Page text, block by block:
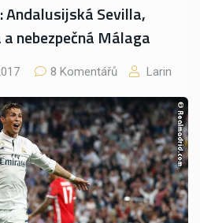
Andalusijská Sevilla,
nebezpečná Málaga
8 Komentářů Larin